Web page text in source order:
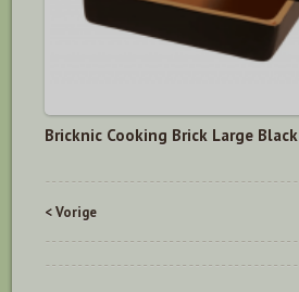
Bricknic Cooking Brick Large Black
< Vorige